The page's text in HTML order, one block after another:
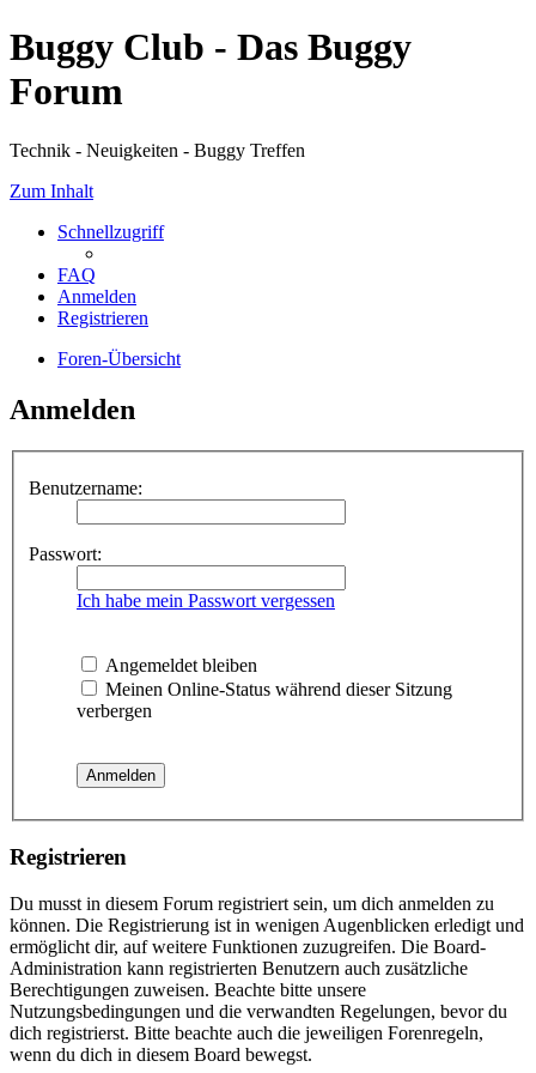
Buggy Club - Das Buggy
Forum
Technik - Neuigkeiten - Buggy Treffen
Zum Inhalt
Schnellzugriff
FAQ
Anmelden
Registrieren
Foren-Übersicht
Anmelden
Benutzername:
Passwort:
Ich habe mein Passwort vergessen
Angemeldet bleiben
Meinen Online-Status während dieser Sitzung
verbergen
Registrieren
Du musst in diesem Forum registriert sein, um dich anmelden zu
können. Die Registrierung ist in wenigen Augenblicken erledigt und
ermöglicht dir, auf weitere Funktionen zuzugreifen. Die Board-
Administration kann registrierten Benutzern auch zusätzliche
Berechtigungen zuweisen. Beachte bitte unsere
Nutzungsbedingungen und die verwandten Regelungen, bevor du
dich registrierst. Bitte beachte auch die jeweiligen Forenregeln,
wenn du dich in diesem Board bewegst.